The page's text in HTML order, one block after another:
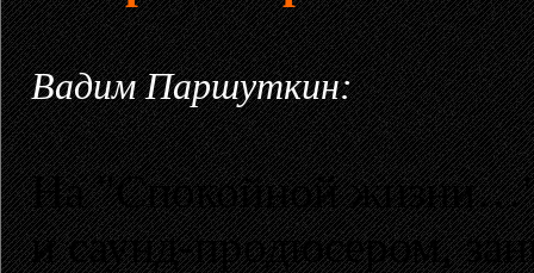
Вадим Паршуткин:
На "Спокойной жизни…"
и саунд-продюсером,